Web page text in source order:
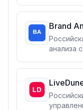
и
suite.
Brand
анализа
Для
HR и